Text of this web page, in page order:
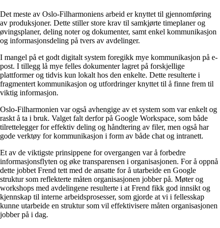
Det meste av Oslo-Filharmoniens arbeid er knyttet til gjennomføring
av produksjoner. Dette stiller store krav til samkjørte timeplaner og
øvingsplaner, deling noter og dokumenter, samt enkel kommunikasjon
og informasjonsdeling på tvers av avdelinger.
I mangel på et godt digitalt system foregikk mye kommunikasjon på e-
post. I tillegg lå mye felles dokumenter lagret på forskjellige
plattformer og tidvis kun lokalt hos den enkelte. Dette resulterte i
fragmentert kommunikasjon og utfordringer knyttet til å finne frem til
viktig informasjon.
Oslo-Filharmonien var også avhengige av et system som var enkelt og
raskt å ta i bruk. Valget falt derfor på Google Workspace, som både
tilrettelegger for effektiv deling og håndtering av filer, men også har
gode verktøy for kommunikasjon i form av både chat og intranett.
Et av de viktigste prinsippene for overgangen var å forbedre
informasjonsflyten og øke transparensen i organisasjonen. For å oppnå
dette jobbet Frend tett med de ansatte for å utarbeide en Google
struktur som reflekterte måten organisasjonen jobber på. Møter og
workshops med avdelingene resulterte i at Frend fikk god innsikt og
kjennskap til interne arbeidsprosesser, som gjorde at vi i fellesskap
kunne utarbeide en struktur som vil effektivisere måten organisasjonen
jobber på i dag.